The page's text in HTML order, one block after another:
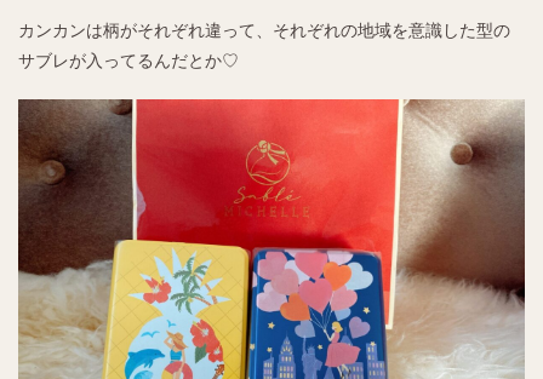
カンカンは柄がそれぞれ違って、それぞれの地域を意識した型の
サブレが入ってるんだとか♡